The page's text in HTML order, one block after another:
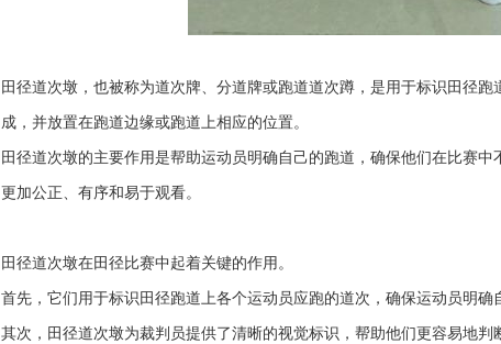
田径道次墩，也被称为道次牌、分道牌或跑道道次蹲，是用于标识田径
成，并放置在跑道边缘或跑道上相应的位置。
田径道次墩的主要作用是帮助运动员明确自己的跑道，确保他们在比赛
更加公正、有序和易于观看。
田径道次墩在田径比赛中起着关键的作用。
首先，它们用于标识田径跑道上各个运动员应跑的道次，确保运动员明
其次，田径道次墩为裁判员提供了清晰的视觉标识，帮助他们更容易地